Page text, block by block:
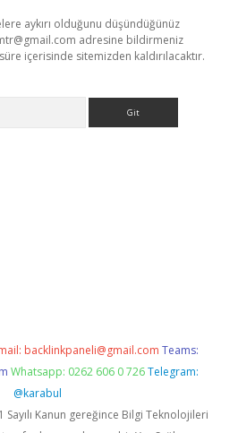
aykırı olduğunu düşündüğünüz
adresine bildirmeniz
içerisinde sitemizden kaldırılacaktır.
backlinkpaneli@gmail.com Teams:
Whatsapp: 0262 606 0 726 Telegram:
@karabul
Sayılı Kanun gereğince Bilgi Teknolojileri